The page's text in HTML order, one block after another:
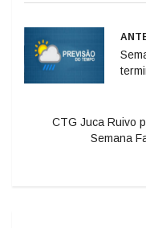
CTG Juca Ruivo
Semana